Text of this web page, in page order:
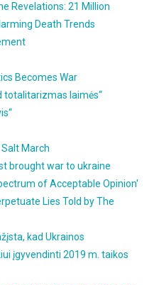
Revelations: 21 Million
Death Trends
Becomes War
totalitarizmas laimės“
March
brought war to ukraine
of Acceptable Opinion'
Lies Told by The
kad Ukrainos
įgyvendinti 2019 m. taikos